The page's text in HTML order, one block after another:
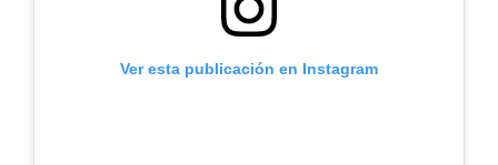
Ver esta publicación en Instagram